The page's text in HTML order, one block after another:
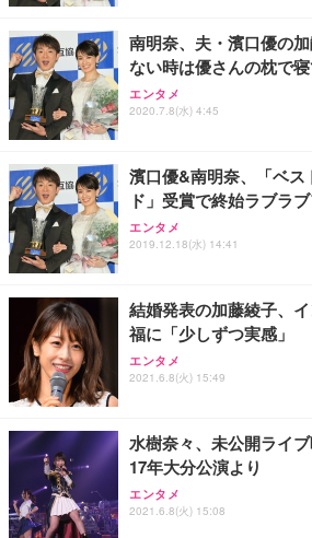
ョン PCチェア 通気性メッ
務用 おしゃれ パソコンチェ
Sezlife オフィスチェア デス
ワーク チェア 強化バックレ
能 人間工学 椅子 腰サポート
務用 おしゃれ パソコンチェ
ANDWINT オフィスチェア
ッシュ 通気性 ランバーサポ
ス圧無段階昇降 360度回転
【整備済み品】Dell
ー フルHD（1920×1080）
ort/VGA スピーカー内蔵 高
【MiniLED/24.5inch/280Hz/
HOOTER Gaming Monitor
グモニター QD 24.5インチ
Smart Basic(スマートベー
限定】 Smart Basic アイリ
超厚型 お徳用 ワイド 100枚
アイリスオーヤマ ペットシ
ュラー 200枚入【
南明奈、夫・濱口優の
ない時は優さんの枕で寝
エンタメ
2020.7.8(水) 4:45
濱口優&南明奈、「ベ
ド」受賞で終始ラブラ
エンタメ
2019.12.18(水) 14:41
結婚発表の加藤綾子、
福に「少しずつ実感」
エンタメ
2021.6.8(火) 15:49
水樹奈々、未公開ライ
17年大分公演より
エンタメ
2021.6.8(火) 15:08